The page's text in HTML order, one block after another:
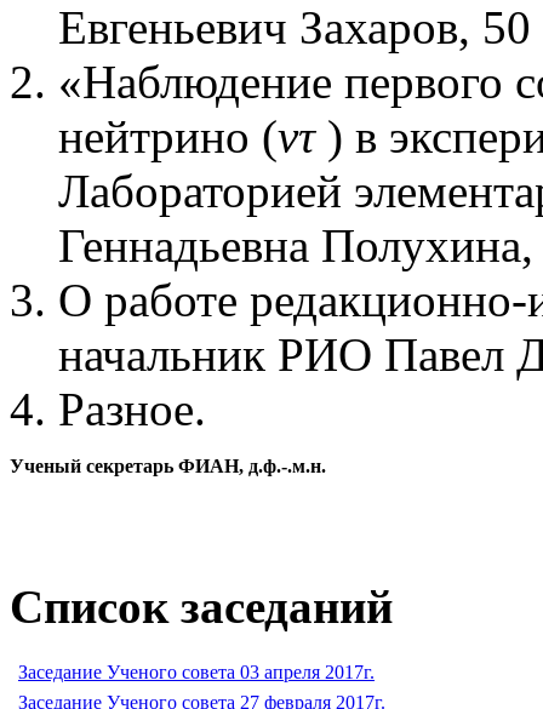
Евгеньевич Захаров,
«Наблюдение первого
нейтрино (ντ) в
Лабораторией
Геннадьевна
О работе редакционно-
начальник РИО Павел
Разное.
Ученый секретарь ФИАН, д.ф.-.м.н.
Список заседаний
Заседание Ученого совета 03 апреля 2017г.
Заседание Ученого совета 27 февраля 2017г.